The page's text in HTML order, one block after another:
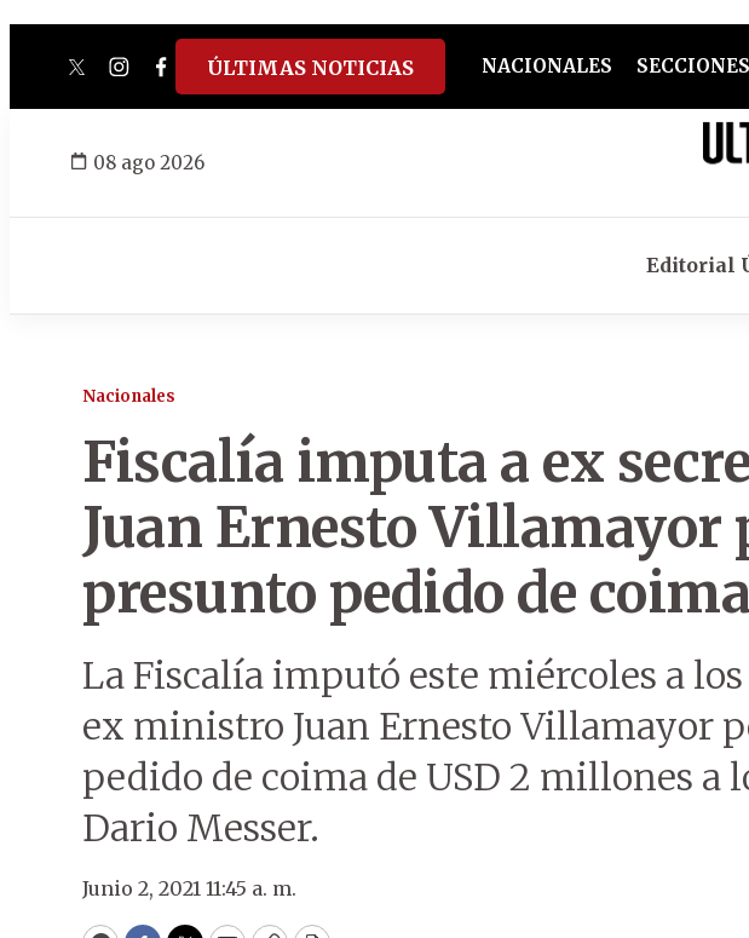
twitterinstagram
facebook
tiktokyoutube
spotify
ÚLTIMAS NOTICIAS NACIONALES SECCIONES
08 ago 2026
Editorial
Nacionales
Fiscalía imputa a ex
Juan Ernesto Villamayor
presunto pedido de coima
La Fiscalía imputó este miércoles a
ex ministro Juan Ernesto Villamayor
pedido de coima de USD 2 millones a
Dario Messer.
Junio 2, 2021 11:45 a. m.